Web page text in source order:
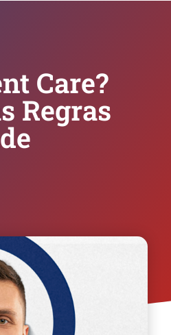
Care?
Regras